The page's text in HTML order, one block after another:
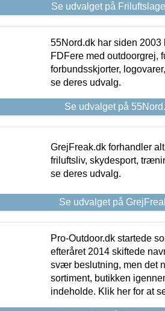
Se udvalget på
55Nord.dk har siden 2003
FDFere med outdoorgrej,
forbundsskjorter,
se deres udvalg.
Se udvalget på
GrejFreak.dk forhandler
friluftsliv, skydesport,
se deres udvalg.
Se udvalget på
Pro-Outdoor.dk startede
efteråret 2014 skiftede
svær beslutning, men det
sortiment, butikken
indeholde. Klik her for at